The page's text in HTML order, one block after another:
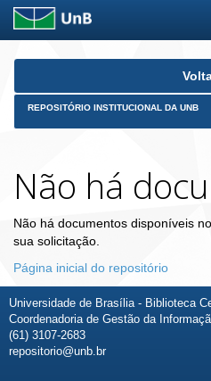
Skip
REPOSITÓRIO INSTITUCIONAL DA UNB
Não há
Não há documentos disponíveis
sua solicitação.
Página inicial do repositório
Universidade de Brasília - Biblioteca
Coordenadoria de Gestão da
(61) 3107-2683
repositorio@unb.br